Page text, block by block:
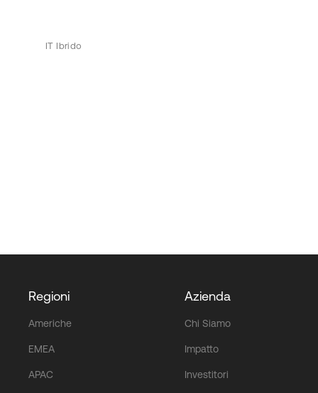
IT Ibrido
Regioni
Americhe
EMEA
APAC
Azienda
Chi Siamo
Impatto
Investitori